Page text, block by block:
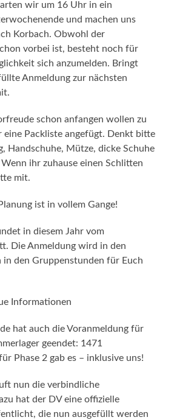
wir um 16 Uhr in ein
und machen uns
Korbach. Obwohl der
vorbei ist, besteht noch für
sich anzumelden. Bringt
Anmeldung zur nächsten
schon anfangen wollen zu
eine Packliste angefügt. Denkt bitte
Handschuhe, Mütze, dicke Schuhe
ihr zuhause einen Schlitten
mit.
ist in vollem Gange!
in diesem Jahr vom
Die Anmeldung wird in den
in den Gruppenstunden für Euch
Informationen
hat auch die Voranmeldung für
geendet: 1471
Phase 2 gab es – inklusive uns!
nun die verbindliche
hat der DV eine offizielle
die nun ausgefüllt werden